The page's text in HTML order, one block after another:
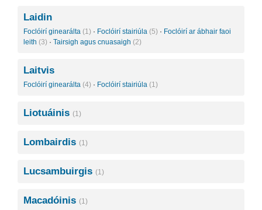
Laidin
Foclóirí ginearálta (1) · Foclóirí stairiúla (5) · Foclóirí ar ábhair faoi
leith (3) · Tairsigh agus cnuasaigh (2)
Laitvis
Foclóirí ginearálta (4) · Foclóirí stairiúla (1)
Liotuáinis (1)
Lombairdis (1)
Lucsambuirgis (1)
Macadóinis (1)